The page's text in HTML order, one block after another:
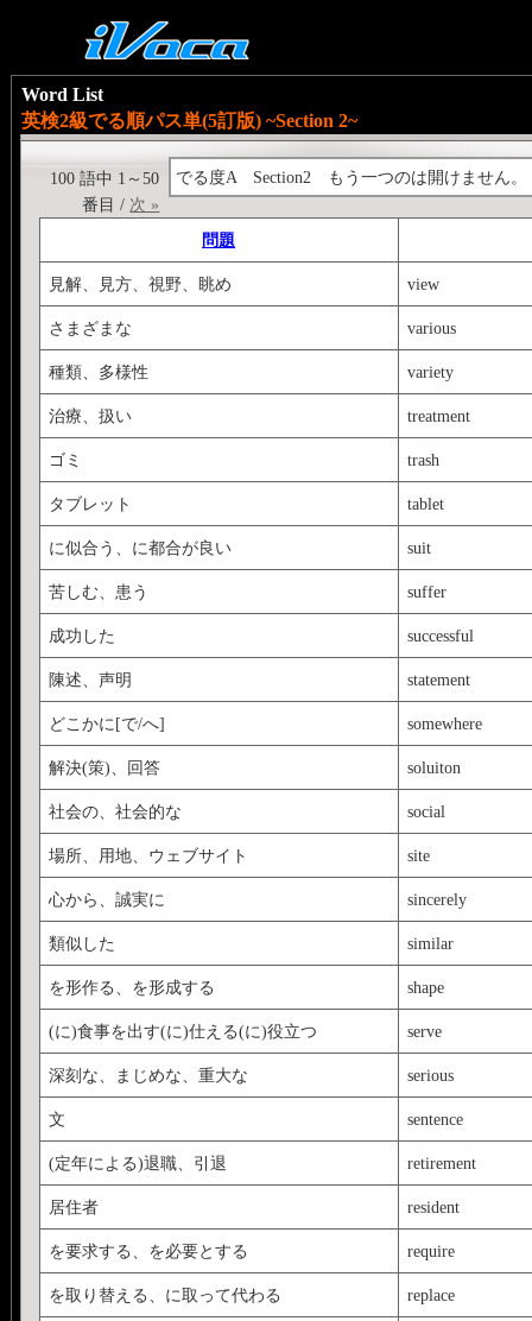
Word List
英検2級でる順パス単(5訂版) ~Section 2~
でる度A Section2 もう一つのは開けません。
100 語中 1～50
番目 / 次 »
問題
見解、見方、視野、眺め view
さまざまな various
種類、多様性 variety
治療、扱い treatment
ゴミ trash
タブレット tablet
に似合う、に都合が良い suit
苦しむ、患う suffer
成功した successful
陳述、声明 statement
どこかに[で/へ] somewhere
解決(策)、回答 soluiton
社会の、社会的な social
場所、用地、ウェブサイト site
心から、誠実に sincerely
類似した similar
を形作る、を形成する shape
(に)食事を出す(に)仕える(に)役立つ serve
深刻な、まじめな、重大な serious
文 sentence
(定年による)退職、引退 retirement
居住者 resident
を要求する、を必要とする require
を取り替える、に取って代わる replace